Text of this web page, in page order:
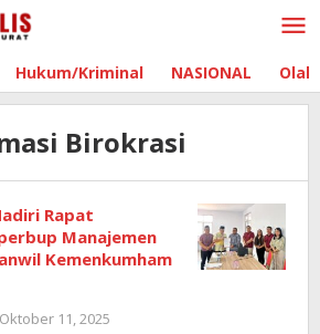
Hukum/Kriminal NASIONAL
Birokrasi
Rapat
Manajemen
Kemenkumham
Oktober 11, 2025